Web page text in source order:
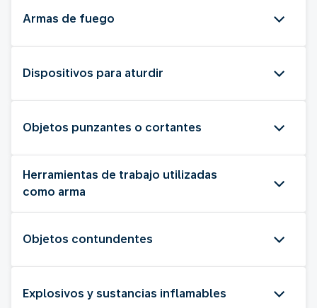
Armas de fuego
Dispositivos para aturdir
Objetos punzantes o cortantes
Herramientas de trabajo utilizadas
como arma
Objetos contundentes
Explosivos y sustancias inflamables